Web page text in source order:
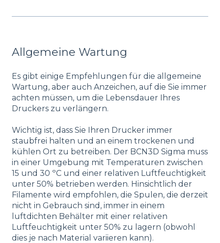
Allgemeine Wartung
Es gibt einige Empfehlungen für die allgemeine
Wartung, aber auch Anzeichen, auf die Sie immer
achten müssen, um die Lebensdauer Ihres
Druckers zu verlängern.
Wichtig ist, dass Sie Ihren Drucker immer
staubfrei halten und an einem trockenen und
kühlen Ort zu betreiben. Der BCN3D Sigma muss
in einer Umgebung mit Temperaturen zwischen
15 und 30 ºC und einer relativen Luftfeuchtigkeit
unter 50% betrieben werden. Hinsichtlich der
Filamente wird empfohlen, die Spulen, die derzeit
nicht in Gebrauch sind, immer in einem
luftdichten Behälter mit einer relativen
Luftfeuchtigkeit unter 50% zu lagern (obwohl
dies je nach Material variieren kann).